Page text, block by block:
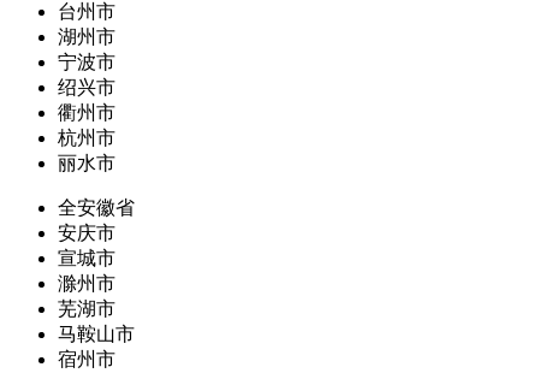
台州市
湖州市
宁波市
绍兴市
衢州市
杭州市
丽水市
全安徽省
安庆市
宣城市
滁州市
芜湖市
马鞍山市
宿州市